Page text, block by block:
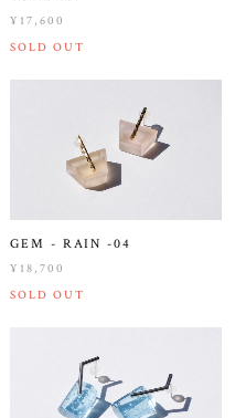
¥17,600
SOLD OUT
GEM - RAIN -04
¥18,700
SOLD OUT